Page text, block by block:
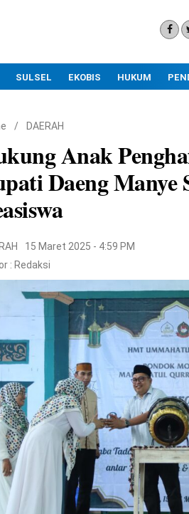
SULSEL EKOBIS HUKUM
/ DAERAH
Anak
Daeng Manye
15 Maret 2025 - 4:59 PM
: Redaksi